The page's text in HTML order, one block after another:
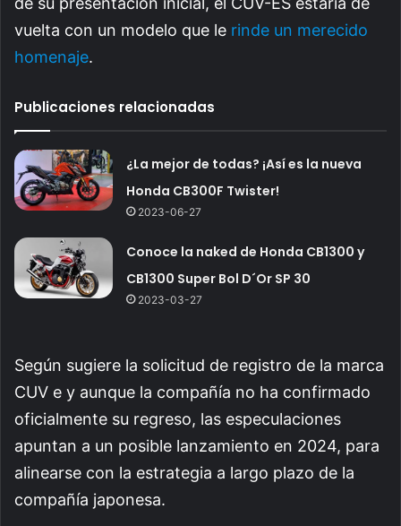
vuelta con un modelo que le rinde un merecido
homenaje.
Publicaciones relacionadas
¿La mejor de todas? ¡Así es la nueva
Honda CB300F Twister!
2023-06-27
Conoce la naked de Honda CB1300 y
CB1300 Super Bol D´Or SP 30
2023-03-27
Según sugiere la solicitud de registro de la marca
CUV e y aunque la compañía no ha confirmado
oficialmente su regreso, las especulaciones
apuntan a un posible lanzamiento en 2024, para
alinearse con la estrategia a largo plazo de la
compañía japonesa.